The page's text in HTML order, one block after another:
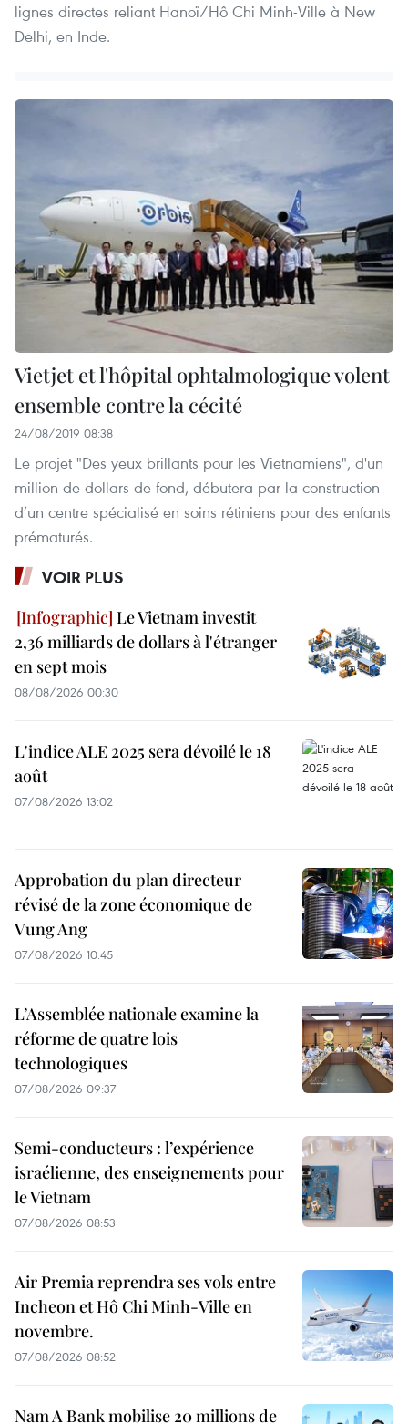
lignes directes reliant Hanoï/Hô Chi Minh-Ville à New
Delhi, en Inde.
Vietjet et l'hôpital ophtalmologique volent
ensemble contre la cécité
24/08/2019 08:38
Le projet "Des yeux brillants pour les Vietnamiens", d'un
million de dollars de fond, débutera par la construction
d’un centre spécialisé en soins rétiniens pour des enfants
prématurés.
VOIR PLUS
Le Vietnam investit
2,36 milliards de dollars à l'étranger
en sept mois
08/08/2026 00:30
L'indice ALE 2025 sera dévoilé le 18
août
07/08/2026 13:02
Approbation du plan directeur
révisé de la zone économique de
Vung Ang
07/08/2026 10:45
L’Assemblée nationale examine la
réforme de quatre lois
technologiques
07/08/2026 09:37
Semi-conducteurs : l’expérience
israélienne, des enseignements pour
le Vietnam
07/08/2026 08:53
Air Premia reprendra ses vols entre
Incheon et Hô Chi Minh-Ville en
novembre.
07/08/2026 08:52
Nam A Bank mobilise 20 millions de